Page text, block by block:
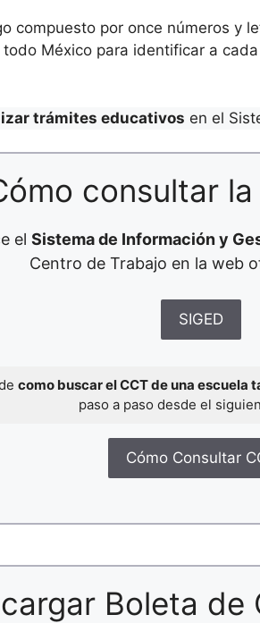
compuesto por once números y
México para identificar a
trámites educativos en el
consultar la
el Sistema de Información y
Centro de Trabajo en la web
SIGED
como buscar el CCT de una escuela
paso a paso desde el
Cómo Consultar
Boleta de